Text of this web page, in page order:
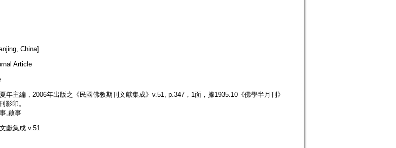
China]
Article
年主編，2006年出版之《民國佛教期刊文獻集成》v.51, p.347，1面，據1935.10《佛學半月刊》
影印。
,啟事
獻集成 v.51